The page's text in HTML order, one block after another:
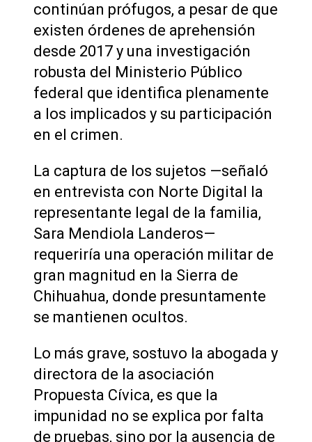
continúan prófugos, a pesar de que
existen órdenes de aprehensión
desde 2017 y una investigación
robusta del Ministerio Público
federal que identifica plenamente
a los implicados y su participación
en el crimen.
La captura de los sujetos —señaló
en entrevista con Norte Digital la
representante legal de la familia,
Sara Mendiola Landeros—
requeriría una operación militar de
gran magnitud en la Sierra de
Chihuahua, donde presuntamente
se mantienen ocultos.
Lo más grave, sostuvo la abogada y
directora de la asociación
Propuesta Cívica, es que la
impunidad no se explica por falta
de pruebas, sino por la ausencia de